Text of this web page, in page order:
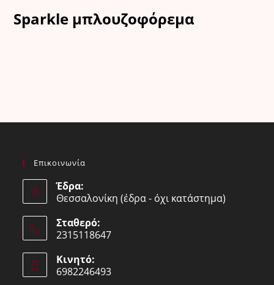
Sparkle μπλουζοφόρεμα
Επικοινωνία
Έδρα:
Θεσσαλονίκη (έδρα - όχι κατάστημα)
Σταθερό:
2315118647
in
your
Κινητό:
6982246493